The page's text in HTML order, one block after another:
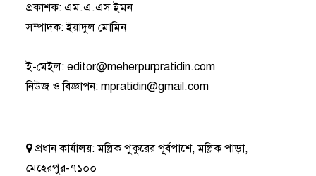
প্রকাশক: এম.এ.এস ইমন
সম্পাদক: ইয়াদুল মোমিন
ই-মেইল:editor@meherpurpratidin.com
নিউজ ও বিজ্ঞাপন:mpratidin@gmail.com
প্রধান কার্যালয়:মল্লিক পুকুরের পূর্বপাশে, মল্লিক পাড়া,
মেহেরপুর-৭১০০